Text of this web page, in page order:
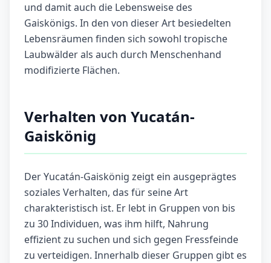
und damit auch die Lebensweise des
Gaiskönigs. In den von dieser Art besiedelten
Lebensräumen finden sich sowohl tropische
Laubwälder als auch durch Menschenhand
modifizierte Flächen.
Verhalten von Yucatán-
Gaiskönig
Der Yucatán-Gaiskönig zeigt ein ausgeprägtes
soziales Verhalten, das für seine Art
charakteristisch ist. Er lebt in Gruppen von bis
zu 30 Individuen, was ihm hilft, Nahrung
effizient zu suchen und sich gegen Fressfeinde
zu verteidigen. Innerhalb dieser Gruppen gibt es